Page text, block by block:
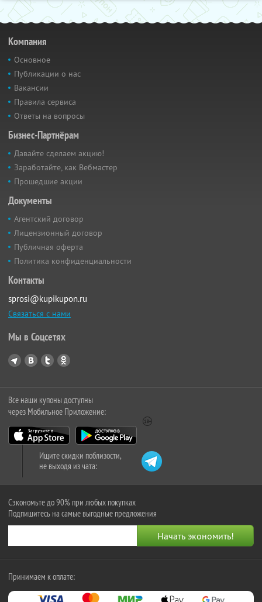
Компания
Основное
Публикации о нас
Вакансии
Правила сервиса
Ответы на вопросы
Бизнес-Партнёрам
Давайте сделаем акцию!
Заработайте, как Вебмастер
Прошедшие акции
Документы
Агентский договор
Лицензионный договор
Публичная оферта
Политика конфиденциальности
Контакты
sprosi@kupikupon.ru
Связаться с нами
Мы в Соцсетях
Все наши купоны доступны
через Мобильное Приложение:
Ищите скидки поблизости,
не выходя из чата:
Сэкономьте до 90% при любых покупках
Подпишитесь на самые выгодные предложения
Принимаем к оплате: